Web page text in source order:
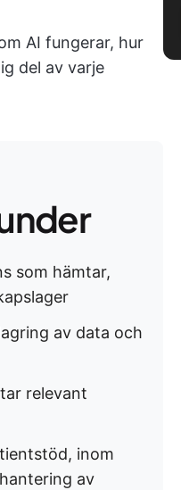
AI fungerar, hur
del av varje
som hämtar,
av data och
relevant
inom
av